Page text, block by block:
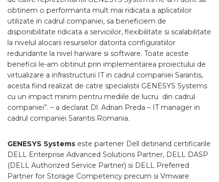
obtinem o performanta mult mai ridicata a aplicatiilor
utilizate in cadrul companiei, sa beneficiem de
disponibilitate ridicata a serviciilor, flexibilitate si scalabilitate
la nivelul alocarii resurselor datorita configuratiilor
redundante la nivel harware si software. Toate aceste
beneficii le-am obtinut prin implementarea proiectului de
virtualizare a infrastructurii IT in cadrul companiei Sarantis,
acesta fiind realizat de catre specialistii GENESYS Systems
cu un impact minim pentru mediile de lucru din cadrul
companiei”. – a declarat Dl. Adrian Preda – IT manager in
cadrul companiei Sarantis Romania.
GENESYS Systems este partener Dell detinand certificarile
DELL Enterprise Advanced Solutions Partner, DELL DASP
(DELL Authorized Service Partner) si DELL Preferred
Partner for Storage Competency precum si Vmware